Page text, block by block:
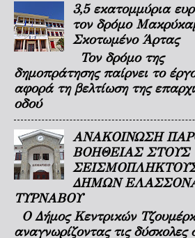
3,5 εκατομμύρια
τον δρόμο
Σκοτωμένο Άρτας
Τον δρόμο της
δημοπράτησης παίρνει το
αφορά τη βελτίωση της
οδού
ΑΝΑΚΟΙΝΩΣΗ
ΒΟΗΘΕΙΑΣ ΣΤΟΥΣ
ΔΗΜΩΝ
ΤΥΡΝΑΒΟΥ
Ο Δήμος Κεντρικών
αναγνωρίζοντας τις δύσκολες